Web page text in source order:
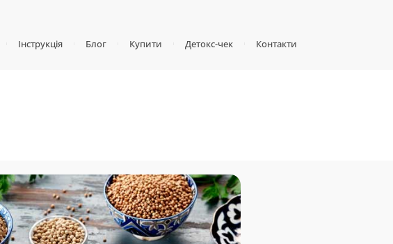
Інструкція Блог Купити Детокс-чек Контакти